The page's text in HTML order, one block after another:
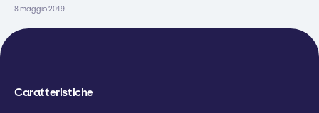
8 maggio 2019
Caratteristiche